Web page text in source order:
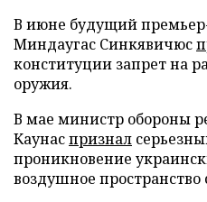
В июне будущий
Миндаугас Синкявичюс
конституции запрет на
оружия.
В мае министр обороны
Каунаспризнал
проникновение
воздушное пространство